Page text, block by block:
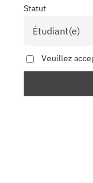
Statut
Veuillez